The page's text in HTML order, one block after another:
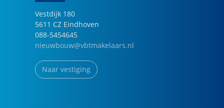
Vestdijk 180
5611 CZ Eindhoven
088-5454645
nieuwbouw@vbtmakelaars.nl
Naar vestiging